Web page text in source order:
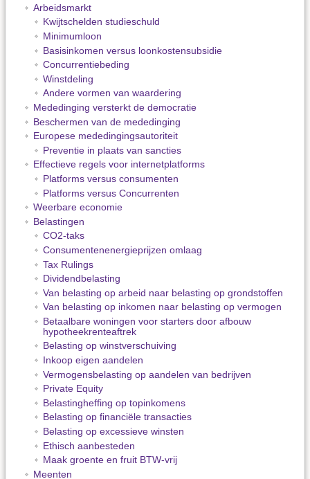
Arbeidsmarkt
Kwijtschelden studieschuld
Minimumloon
Basisinkomen versus loonkostensubsidie
Concurrentiebeding
Winstdeling
Andere vormen van waardering
Mededinging versterkt de democratie
Beschermen van de mededinging
Europese mededingingsautoriteit
Preventie in plaats van sancties
Effectieve regels voor internetplatforms
Platforms versus consumenten
Platforms versus Concurrenten
Weerbare economie
Belastingen
CO2-taks
Consumentenenergieprijzen omlaag
Tax Rulings
Dividendbelasting
Van belasting op arbeid naar belasting op grondstoffen
Van belasting op inkomen naar belasting op vermogen
Betaalbare woningen voor starters door afbouw
hypotheekrenteaftrek
Belasting op winstverschuiving
Inkoop eigen aandelen
Vermogensbelasting op aandelen van bedrijven
Private Equity
Belastingheffing op topinkomens
Belasting op financiële transacties
Belasting op excessieve winsten
Ethisch aanbesteden
Maak groente en fruit BTW-vrij
Meenten